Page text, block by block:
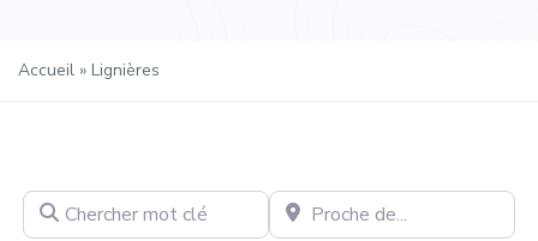
Accueil » Lignières
Chercher mot clé Proche de...